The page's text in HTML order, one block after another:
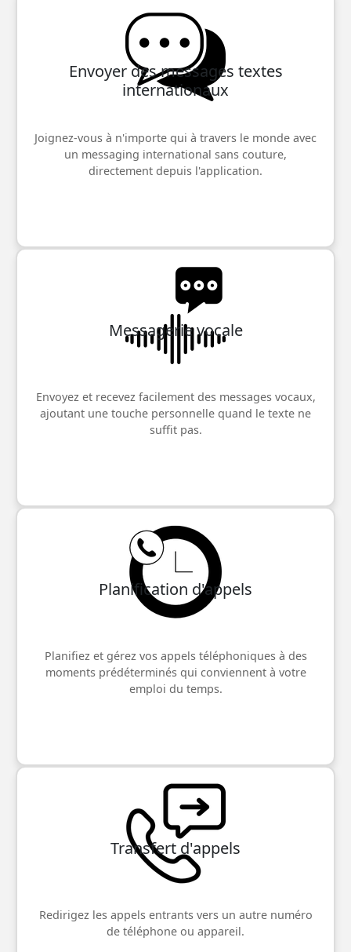
Envoyer des messages textes
internationaux
Joignez-vous à n'importe qui à travers le monde avec
un messaging international sans couture,
directement depuis l'application.
Messagerie vocale
Envoyez et recevez facilement des messages vocaux,
ajoutant une touche personnelle quand le texte ne
suffit pas.
Planification d'appels
Planifiez et gérez vos appels téléphoniques à des
moments prédéterminés qui conviennent à votre
emploi du temps.
Transfert d'appels
Redirigez les appels entrants vers un autre numéro
de téléphone ou appareil.